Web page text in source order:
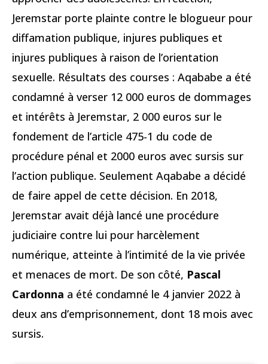
Jeremstar porte plainte contre le blogueur pour
diffamation publique, injures publiques et
injures publiques à raison de l’orientation
sexuelle. Résultats des courses : Aqababe a été
condamné à verser 12 000 euros de dommages
et intérêts à Jeremstar, 2 000 euros sur le
fondement de l’article 475-1 du code de
procédure pénal et 2000 euros avec sursis sur
l’action publique. Seulement Aqababe a décidé
de faire appel de cette décision. En 2018,
Jeremstar avait déjà lancé une procédure
judiciaire contre lui pour harcèlement
numérique, atteinte à l’intimité de la vie privée
et menaces de mort. De son côté, Pascal
Cardonna a été condamné le 4 janvier 2022 à
deux ans d’emprisonnement, dont 18 mois avec
sursis.